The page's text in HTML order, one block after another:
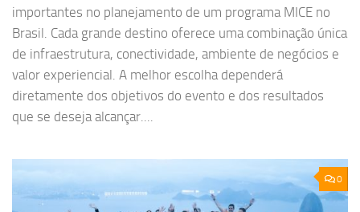
importantes no planejamento de um programa MICE no
Brasil. Cada grande destino oferece uma combinação única
de infraestrutura, conectividade, ambiente de negócios e
valor experiencial. A melhor escolha dependerá
diretamente dos objetivos do evento e dos resultados
que se deseja alcançar....
0